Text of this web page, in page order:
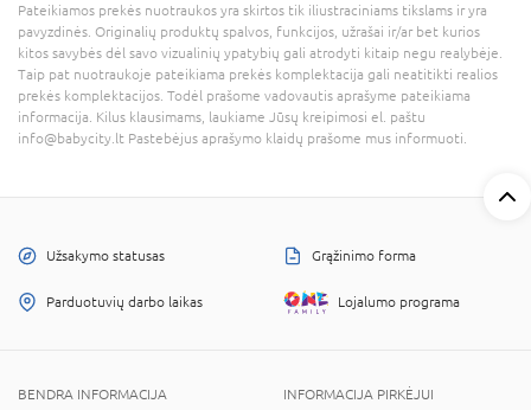
Pateikiamos prekės nuotraukos yra skirtos tik iliustraciniams tikslams ir yra
pavyzdinės. Originalių produktų spalvos, funkcijos, užrašai ir/ar bet kurios
kitos savybės dėl savo vizualinių ypatybių gali atrodyti kitaip negu realybėje.
Taip pat nuotraukoje pateikiama prekės komplektacija gali neatitikti realios
prekės komplektacijos. Todėl prašome vadovautis aprašyme pateikiama
informacija. Kilus klausimams, laukiame Jūsų kreipimosi el. paštu
info@babycity.lt Pastebėjus aprašymo klaidų prašome mus informuoti.
Užsakymo statusas Grąžinimo forma
Parduotuvių darbo laikas Lojalumo programa
BENDRA INFORMACIJA
INFORMACIJA PIRKĖJUI